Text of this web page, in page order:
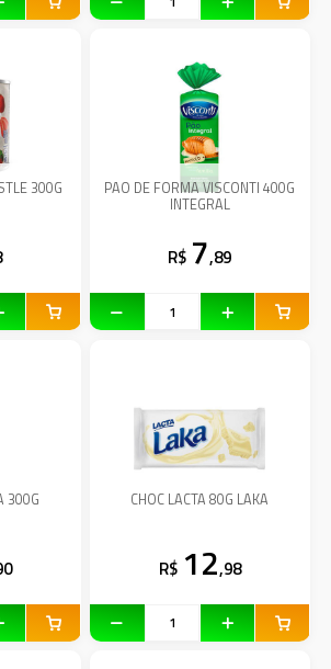
300G PAO DE FORMA VISCONTI 400G
INTEGRAL
R$ 7,89
300G CHOC LACTA 80G LAKA
R$ 12,98